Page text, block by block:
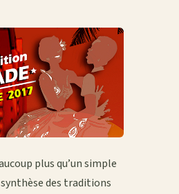
plus qu’un simple
synthèse des traditions